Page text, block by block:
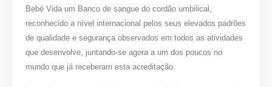
Bebé Vida um Banco de sangue do cordão umbilical,
reconhecido a nível internacional pelos seus elevados padrões
de qualidade e segurança observados em todos as atividades
que desenvolve, juntando-se agora a um dos poucos no
mundo que já receberam esta acreditação.